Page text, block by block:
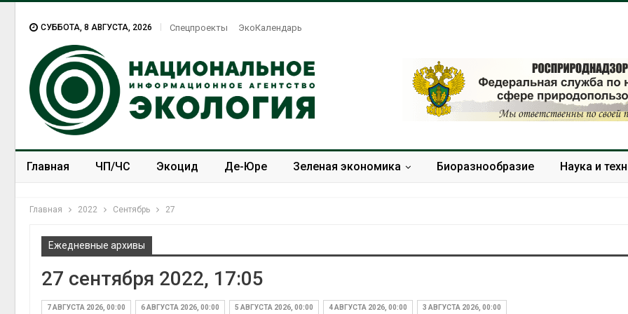
СУББОТА, 8 АВГУСТА, 2026 Спецпроекты ЭкоКалендарь
Главная ЧП/ЧС Экоцид Де-Юре Зеленая экономика Биоразнообразие Наука и
Главная 2022 Сентябрь 27
Ежедневные архивы
27 сентября 2022, 17:05
7 АВГУСТА 2026, 00:00 6 АВГУСТА 2026, 00:00 5 АВГУСТА 2026, 00:00 4 АВГУСТА 2026, 00:00 3 АВГУСТА 2026, 00:00
переживать жару